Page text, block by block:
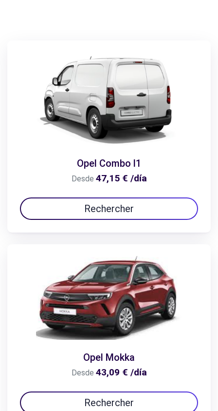
Opel Combo l1
Desde 47,15 € /día
Rechercher
Opel Mokka
Desde 43,09 € /día
Rechercher